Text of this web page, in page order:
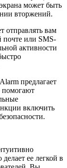
может быть
вторжений.
отправлять вам
почте или SMS-
активности
предлагает
помогают
включить
ее легкой в